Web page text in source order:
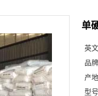
单
英
品
产
型